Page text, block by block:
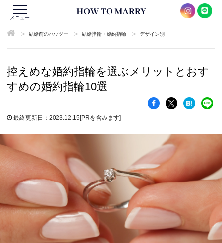
メニュー
> 結婚前のハウツー > 結婚指輪・婚約指輪 > デザイン別
控えめな婚約指輪を選ぶメリットとおす
すめの婚約指輪10選
最終更新日：2023.12.15[PRを含みます]